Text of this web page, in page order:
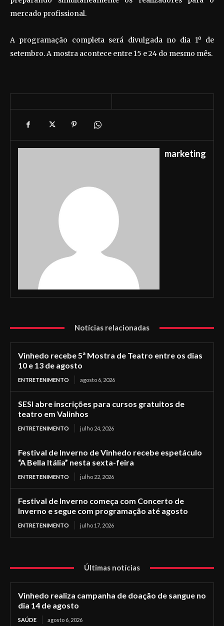
mercado profissional.
A programação completa será divulgada no dia 1º de
setembro. A mostra acontece entre 15 e 24 do mesmo mês.
marketing
Notícias relacionadas
Vinhedo recebe 5ª Mostra de Teatro entre os dias
10 e 13 de agosto
ENTRETENIMENTO agosto 6, 2026
SESI abre inscrições para cursos gratuitos de
teatro em Valinhos
ENTRETENIMENTO julho 24, 2026
Festival de Inverno de Vinhedo recebe espetáculo
“A Bella Itália” nesta sexta-feira
ENTRETENIMENTO julho 22, 2026
Festival de Inverno começa com Concerto de
Inverno e segue com programação até agosto
ENTRETENIMENTO julho 17, 2026
Últimas notícias
Vinhedo realiza campanha de doação de sangue no
dia 14 de agosto
SAÚDE agosto 6, 2026